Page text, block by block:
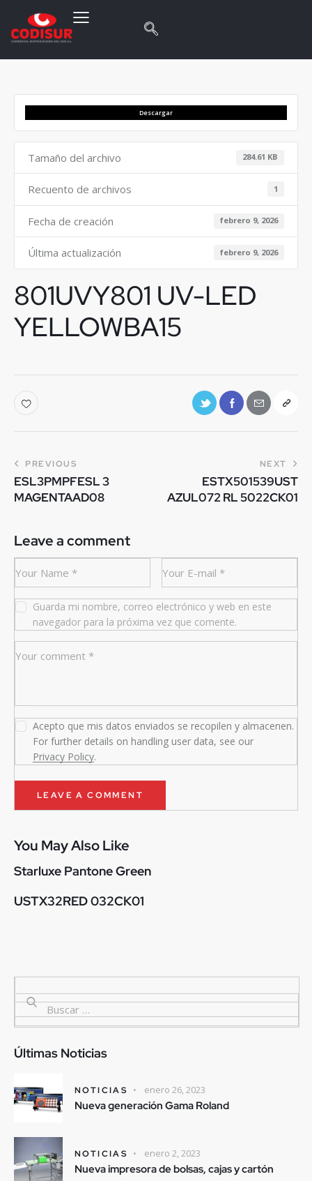
Descargar
Tamaño del archivo 284.61 KB
Recuento de archivos 1
Fecha de creación febrero 9, 2026
Última actualización febrero 9, 2026
801UVY801 UV-LED
YELLOWBA15
PREVIOUS
ESL3PMPFESL 3
MAGENTAAD08
NEXT
ESTX501539UST
AZUL072 RL 5022CK01
Leave a comment
Guarda mi nombre, correo electrónico y web en este
navegador para la próxima vez que comente.
Acepto que mis datos enviados se recopilen y almacenen.
For further details on handling user data, see our
Privacy Policy.
You May Also Like
Starluxe Pantone Green
USTX32RED 032CK01
Últimas Noticias
NOTICIAS enero 26, 2023
Nueva generación Gama Roland
NOTICIAS enero 2, 2023
Nueva impresora de bolsas, cajas y cartón